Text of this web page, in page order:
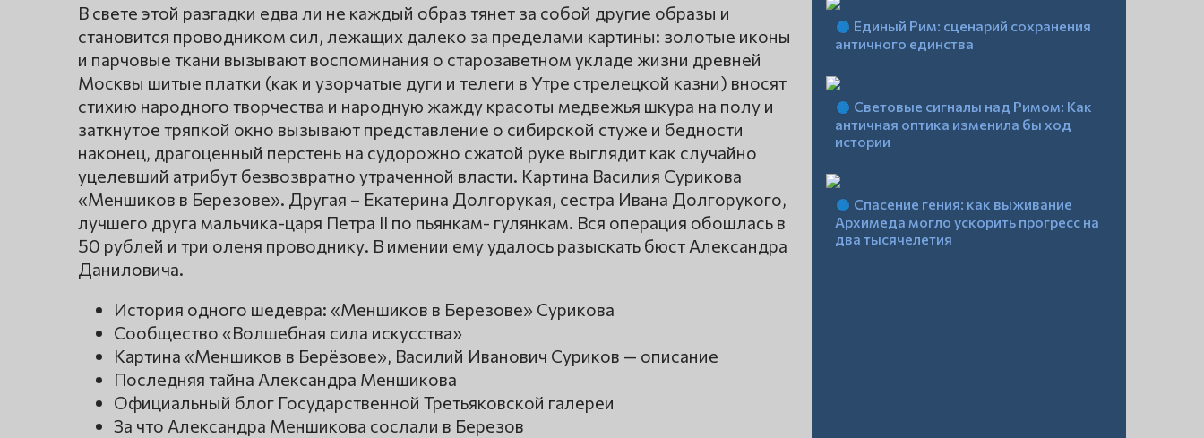
В свете этой разгадки едва ли не каждый образ тянет за собой другие образы и
становится проводником сил, лежащих далеко за пределами картины: золотые иконы
и парчовые ткани вызывают воспоминания о старозаветном укладе жизни древней
Москвы шитые платки (как и узорчатые дуги и телеги в Утре стрелецкой казни) вносят
стихию народного творчества и народную жажду красоты медвежья шкура на полу и
заткнутое тряпкой окно вызывают представление о сибирской стуже и бедности
наконец, драгоценный перстень на судорожно сжатой руке выглядит как случайно
уцелевший атрибут безвозвратно утраченной власти. Картина Василия Сурикова
«Меншиков в Березове». Другая – Екатерина Долгорукая, сестра Ивана Долгорукого,
лучшего друга мальчика-царя Петра II по пьянкам- гулянкам. Вся операция обошлась в
50 рублей и три оленя проводнику. В имении ему удалось разыскать бюст Александра
Даниловича.
История одного шедевра: «Меншиков в Березове» Сурикова
Сообщество «Волшебная сила искусства»
Картина «Меншиков в Берёзове», Василий Иванович Суриков — описание
Последняя тайна Александра Меншикова
Официальный блог Государственной Третьяковской галереи
За что Александра Меншикова сослали в Березов
Единый Рим: сценарий сохранения
античного единства
Световые сигналы над Римом: Как
античная оптика изменила бы ход
истории
Спасение гения: как выживание
Архимеда могло ускорить прогресс на
два тысячелетия